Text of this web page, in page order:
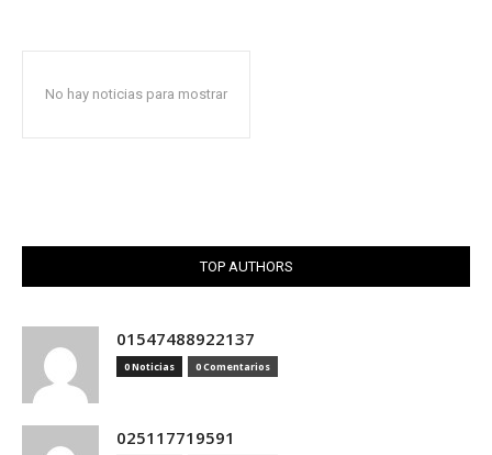
No hay noticias para mostrar
TOP AUTHORS
01547488922137
0 Noticias 0 Comentarios
025117719591